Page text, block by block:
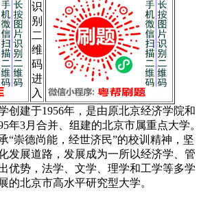
识
别
二
维
码
进
入
建于1956年，是由原北京经济学院和
年3月合并、组建的北京市属重点大学。
“崇德尚能，经世济民”的校训精神，坚
发展道路，发展成为一所以经济学、管
优势，法学、文学、理学和工学等多学
的北京市高水平研究型大学。